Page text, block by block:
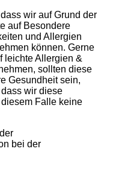
wir auf Grund der
auf Besondere
und Allergien
können. Gerne
leichte Allergien &
sollten diese
Gesundheit sein,
wir diese
Falle keine
bei der